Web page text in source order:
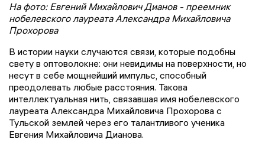
На фото: Евгений Михайлович Дианов - преемник
нобелевского лауреата Александра Михайловича
Прохорова
В истории науки случаются связи, которые подобны
свету в оптоволокне: они невидимы на поверхности, но
несут в себе мощнейший импульс, способный
преодолевать любые расстояния. Такова
интеллектуальная нить, связавшая имя нобелевского
лауреата Александра Михайловича Прохорова с
Тульской землей через его талантливого ученика
Евгения Михайловича Дианова.